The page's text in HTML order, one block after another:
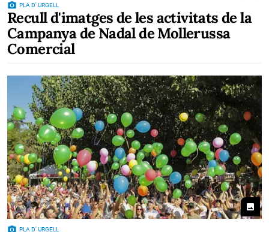
photo_camera PLA D' URGELL
Recull d'imatges de les activitats de la
Campanya de Nadal de Mollerussa
Comercial
photo
photo_camera PLA D' URGELL